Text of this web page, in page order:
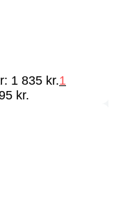
1 835 kr.1
kr.